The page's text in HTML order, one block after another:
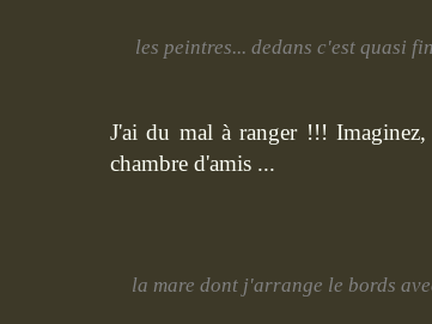
les peintres... dedans c'est quasi
J'ai du mal à ranger !!!
chambre d'amis ...
la mare dont j'arrange le bords